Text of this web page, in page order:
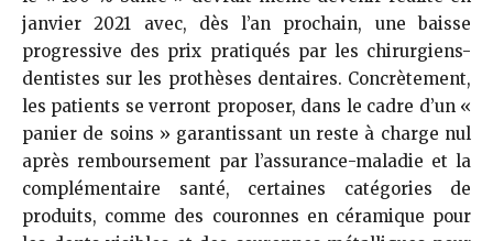
janvier 2021 avec, dès l’an prochain, une baisse
progressive des prix pratiqués par les chirurgiens-
dentistes sur les prothèses dentaires. Concrètement,
les patients se verront proposer, dans le cadre d’un «
panier de soins » garantissant un reste à charge nul
après remboursement par l’assurance-maladie et la
complémentaire santé, certaines catégories de
produits, comme des couronnes en céramique pour